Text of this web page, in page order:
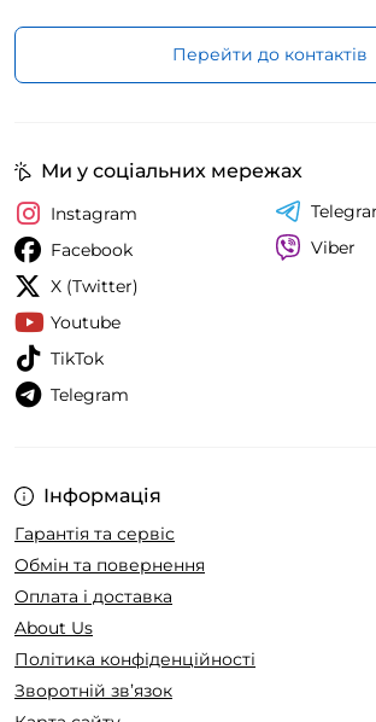
Перейти до контактів
Інформація
Гарантія та сервіс
Обмін та повернення
Оплата і доставка
About Us
Політика конфіденційності
Зворотній зв’язок
Ми у соціальних мережах
Instagram
Facebook
X (Twitter)
Youtube
TikTok
Telegram
Viber